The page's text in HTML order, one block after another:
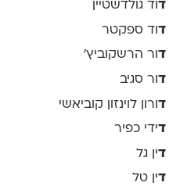
דוד גולדשטיין
דוד ספקטר
דור הרשקוביץ׳
דור סגיב
דורון לוינזון קוביאשי
דידי כפיר
דין גל
דין טל